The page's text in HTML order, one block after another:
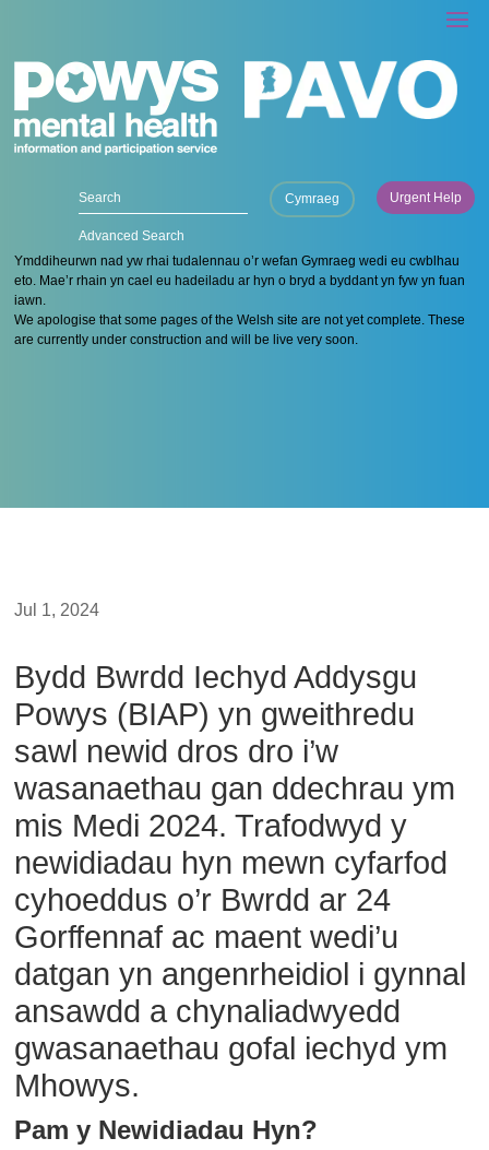
Advanced Search
Cymraeg Urgent Help
Ymddiheurwn nad yw rhai tudalennau o’r wefan Gymraeg wedi eu cwblhau
eto. Mae’r rhain yn cael eu hadeiladu ar hyn o bryd a byddant yn fyw yn fuan
iawn.
We apologise that some pages of the Welsh site are not yet complete. These
are currently under construction and will be live very soon.
Jul 1, 2024
Bydd Bwrdd Iechyd Addysgu
Powys (BIAP) yn gweithredu
sawl newid dros dro i’w
wasanaethau gan ddechrau ym
mis Medi 2024. Trafodwyd y
newidiadau hyn mewn cyfarfod
cyhoeddus o’r Bwrdd ar 24
Gorffennaf ac maent wedi’u
datgan yn angenrheidiol i gynnal
ansawdd a chynaliadwyedd
gwasanaethau gofal iechyd ym
Mhowys.
Pam y Newidiadau Hyn?